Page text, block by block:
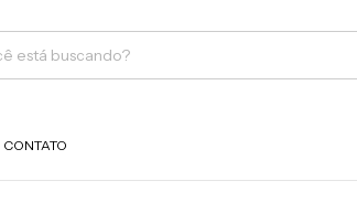
CONTATO